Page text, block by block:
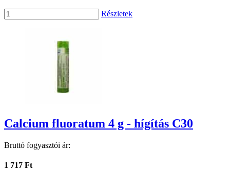
Részletek
Calcium fluoratum 4 g - hígítás C30
Bruttó fogyasztói ár:
1 717 Ft